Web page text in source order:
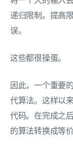
递归限制。提高
误。
这些都很操蛋。
因此，一个重要
代算法。这样以
代码。在完成之
的算法转换成等